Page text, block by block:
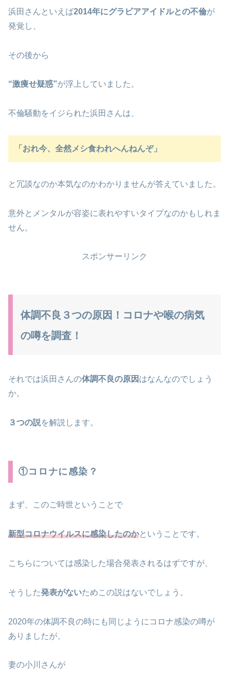
浜田さんといえば2014年にグラビアアイドルとの不倫が
発覚し、
その後から
“激痩せ疑惑”が浮上していました。
不倫騒動をイジられた浜田さんは、
「おれ今、全然メシ食われへんねんぞ」
と冗談なのか本気なのかわかりませんが答えていました。
意外とメンタルが容姿に表れやすいタイプなのかもしれま
せん。
スポンサーリンク
体調不良３つの原因！コロナや喉の病気
の噂を調査！
それでは浜田さんの体調不良の原因 はなんなのでしょう
か。
３つの説を解説します。
①コロナに感染？
まず、このご時世ということで
新型コロナウイルスに感染したのかということです。
こちらについては感染した場合発表されるはずですが、
そうした発表がないためこの説はないでしょう。
2020年の体調不良の時にも同じようにコロナ感染の噂が
ありましたが、
妻の小川さんが